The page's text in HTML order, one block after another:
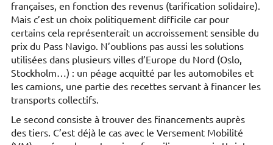
françaises, en fonction des revenus (tarification solidaire).
Mais c’est un choix politiquement difficile car pour
certains cela représenterait un accroissement sensible du
prix du Pass Navigo. N’oublions pas aussi les solutions
utilisées dans plusieurs villes d’Europe du Nord (Oslo,
Stockholm…) : un péage acquitté par les automobiles et
les camions, une partie des recettes servant à financer les
transports collectifs.
Le second consiste à trouver des financements auprès
des tiers. C’est déjà le cas avec le Versement Mobilité